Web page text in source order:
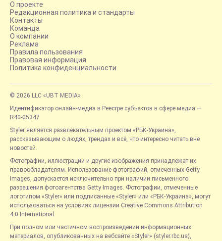
О проекте
Редакционная политика и стандарты
Контакты
Команда
О компании
Реклама
Правила пользования
Правовая информация
Политика конфиденциальности
© 2026 LLC «UBT MEDIA»
Идентификатор онлайн-медиа в Реестре субъектов в сфере медиа —
R40-05347
Styler является развлекательным проектом «РБК-Украина»,
рассказывающим о людях, трендах и всё, что интересно читать вне
новостей.
Фотографии, иллюстрации и другие изображения принадлежат их
правообладателям. Использование фотографий, отмеченных Getty
Images, допускается исключительно при наличии письменного
разрешения фотоагентства Getty Images. Фотографии, отмеченные
логотипом «Styler» или подписанные «Styler» или «РБК-Украина», могут
использоваться на условиях лицензии Creative Commons Attribution
4.0 International.
При полном или частичном воспроизведении информационных
материалов, опубликованных на вебсайте «Styler» (styler.rbc.ua),